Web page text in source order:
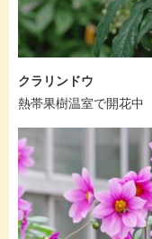
クラリンドウ
熱帯果樹温室で開花中